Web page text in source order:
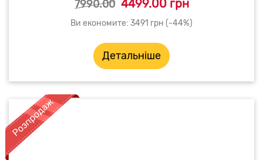
7990.00 4499.00 грн
Ви економите: 3491 грн (-44%)
Детальніше